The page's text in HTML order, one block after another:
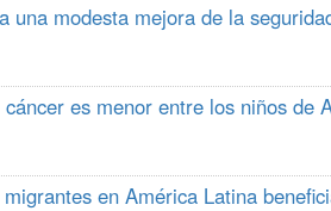
una modesta mejora de la
es menor entre los niños
en América Latina